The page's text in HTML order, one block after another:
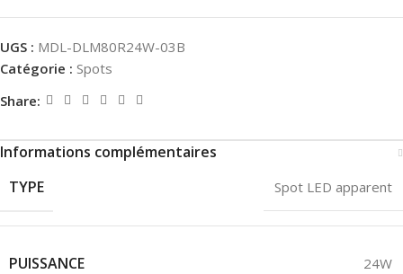
UGS : MDL-DLM80R24W-03B
Catégorie : Spots
Share:
Informations complémentaires
TYPE
Spot LED apparent
PUISSANCE 24W